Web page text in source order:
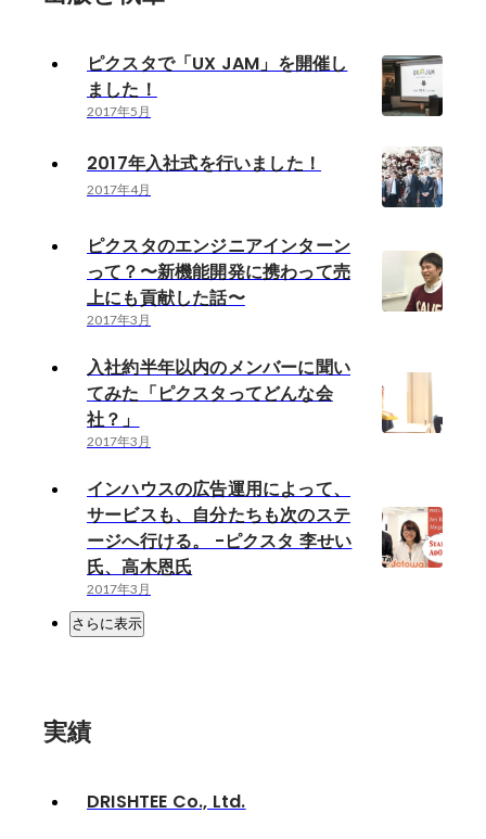
ピクスタで「UX JAM」を開催し
ました！
2017年5月
2017年入社式を行いました！
2017年4月
ピクスタのエンジニアインターン
って？〜新機能開発に携わって売
上にも貢献した話〜
2017年3月
入社約半年以内のメンバーに聞い
てみた「ピクスタってどんな会
社？」
2017年3月
インハウスの広告運用によって、
サービスも、自分たちも次のステ
ージへ行ける。 -ピクスタ 李せい
氏、高木恩氏
2017年3月
さらに表示
実績
DRISHTEE Co., Ltd.